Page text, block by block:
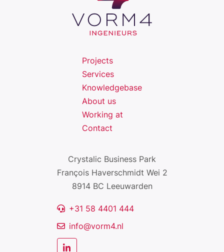
Projects
Services
Knowledgebase
About us
Working at
Contact
Crystalic Business Park
François Haverschmidt Wei 2
8914 BC Leeuwarden
+31 58 4401 444
info@vorm4.nl